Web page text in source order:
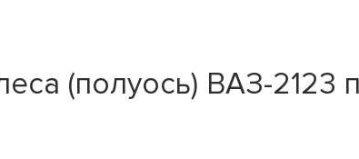
(полуось) ВАЗ-2123